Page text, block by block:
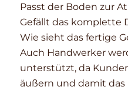
Passt der Boden zur
Gefällt das komplette
Wie sieht das fertige
Auch Handwerker
unterstützt, da
äußern und damit das